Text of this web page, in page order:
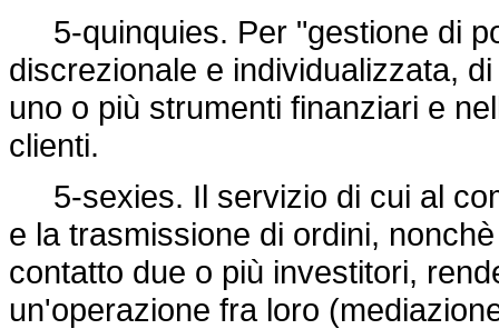
5-quinquies. Per "gestione di
discrezionale e individualizzata,
uno o più strumenti finanziari e
clienti.
5-sexies. Il servizio di cui al
e la trasmissione di ordini,
contatto due o più investitori,
un'operazione fra loro